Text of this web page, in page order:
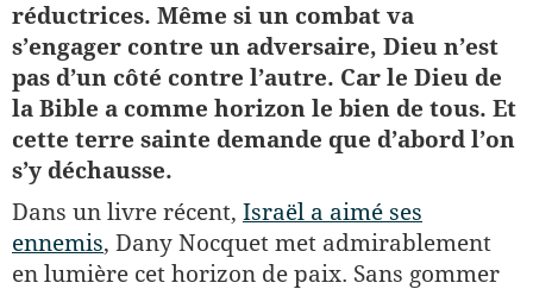
réductrices. Même si un combat va
s’engager contre un adversaire, Dieu n’est
pas d’un côté contre l’autre. Car le Dieu de
la Bible a comme horizon le bien de tous. Et
cette terre sainte demande que d’abord l’on
s’y déchausse.
Dans un livre récent, Israël a aimé ses
ennemis, Dany Nocquet met admirablement
en lumière cet horizon de paix. Sans gommer